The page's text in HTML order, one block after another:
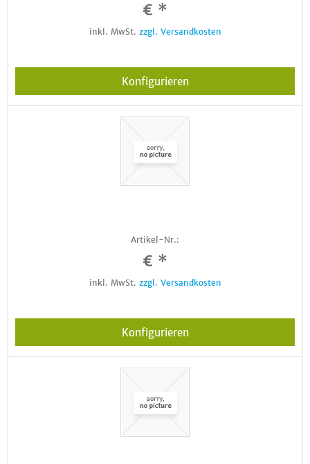
€ *
inkl. MwSt. zzgl. Versandkosten
Konfigurieren
Artikel-Nr.:
€ *
inkl. MwSt. zzgl. Versandkosten
Konfigurieren